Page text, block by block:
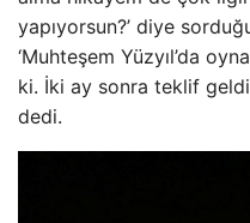
yapıyorsun?’ diye
‘Muhteşem Yüzyıl’da
ki. İki ay sonra teklif
dedi.